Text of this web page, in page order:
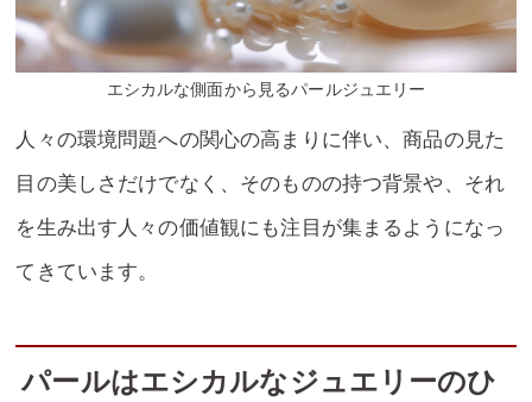
エシカルな側面から見るパールジュエリー
人々の環境問題への関心の高まりに伴い、商品の見た
目の美しさだけでなく、そのものの持つ背景や、それ
を生み出す人々の価値観にも注目が集まるようになっ
てきています。
パールはエシカルなジュエリーのひ